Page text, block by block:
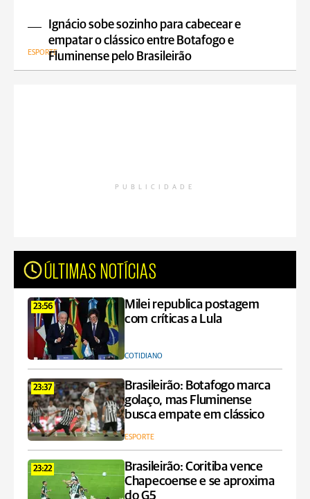
Ignácio sobe sozinho para cabecear e
empatar o clássico entre Botafogo e
Fluminense pelo Brasileirão
ESPORTE
PUBLICIDADE
ÚLTIMAS NOTÍCIAS
23:56
Milei republica postagem
com críticas a Lula
COTIDIANO
23:37
Brasileirão: Botafogo marca
golaço, mas Fluminense
busca empate em clássico
ESPORTE
23:22
Brasileirão: Coritiba vence
Chapecoense e se aproxima
do G5